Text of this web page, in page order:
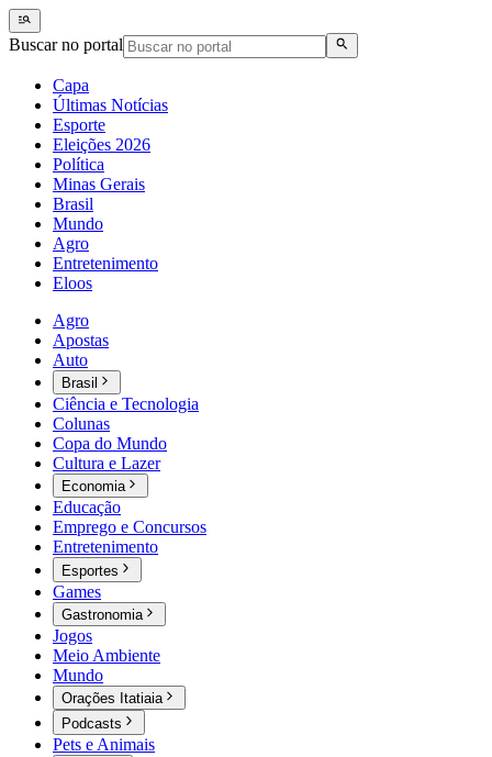
Buscar no portal
Capa
Últimas Notícias
Esporte
Eleições 2026
Política
Minas Gerais
Brasil
Mundo
Agro
Entretenimento
Eloos
Agro
Apostas
Auto
Brasil
Ciência e Tecnologia
Colunas
Copa do Mundo
Cultura e Lazer
Economia
Educação
Emprego e Concursos
Entretenimento
Esportes
Games
Gastronomia
Jogos
Meio Ambiente
Mundo
Orações Itatiaia
Podcasts
Pets e Animais